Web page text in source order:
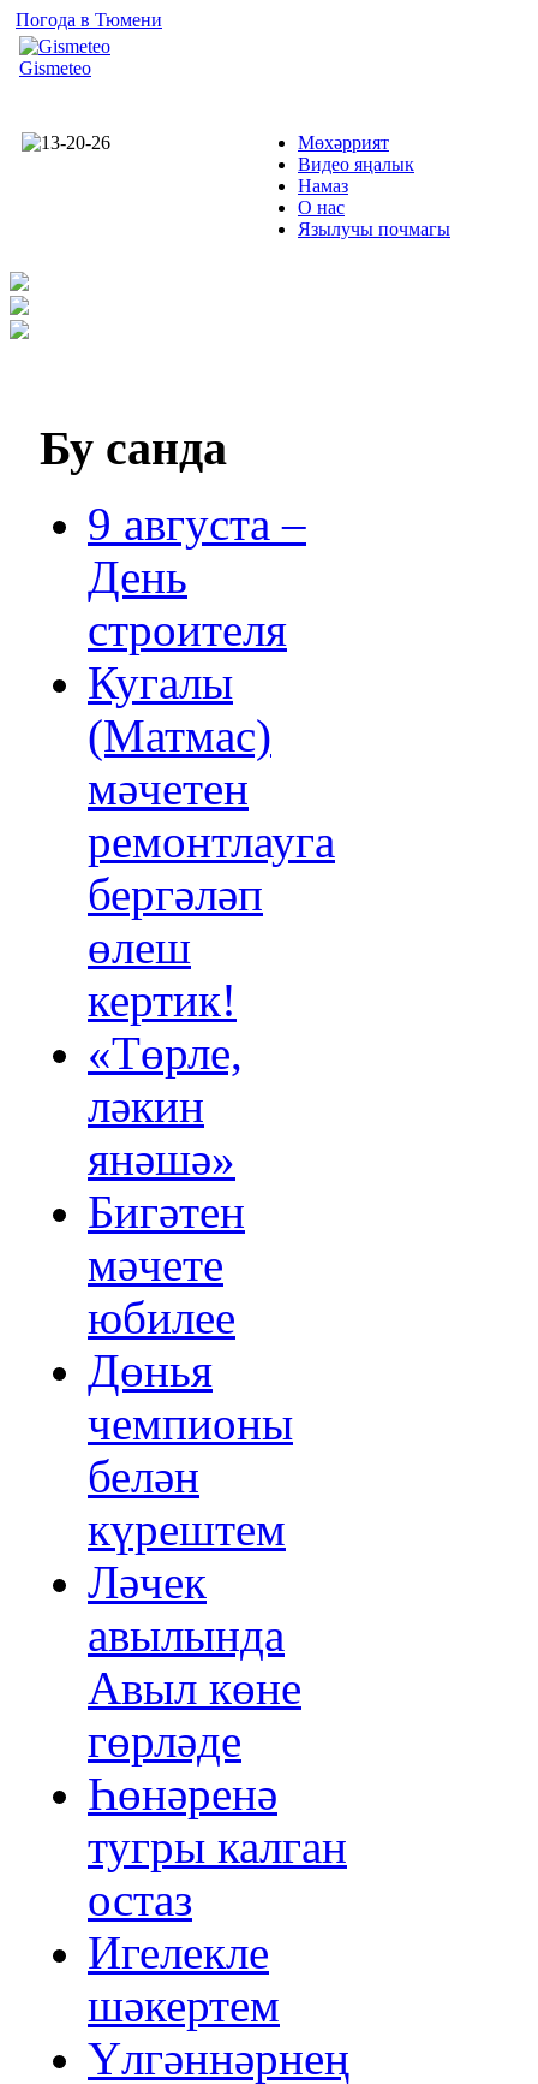
Погода в Тюмени
Gismeteo
Мөхәррият
Видео яңалык
Намаз
О нас
Язылучы почмагы
Бу санда
9 августа –
День
строителя
Кугалы
(Матмас)
мәчетен
ремонтлауга
бергәләп
өлеш
кертик!
«Төрле,
ләкин
янәшә»
Бигәтен
мәчете
юбилее
Дөнья
чемпионы
белән
күрештем
Ләчек
авылында
Авыл көне
гөрләде
Һөнәренә
тугры калган
остаз
Игелекле
шәкертем
Үлгәннәрнең